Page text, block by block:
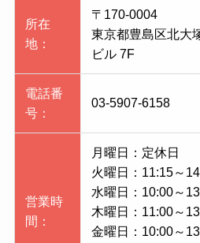
所在
地：
〒170-0004
東京都豊島区北大
ビル 7F
電話番
号：
03-5907-6158
営業時
間：
月曜日：定休日
火曜日：11:15～
水曜日：10:00～
木曜日：11:00～
金曜日：10:00～